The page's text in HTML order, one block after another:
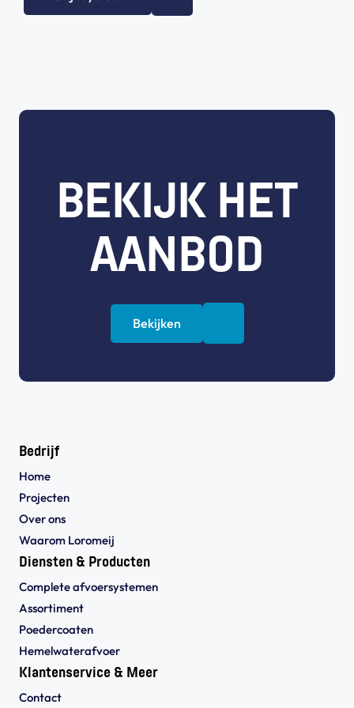
BEKIJK HET
AANBOD
Bekijken
Bedrijf
Home
Projecten
Over ons
Waarom Loromeij
Diensten & Producten
Complete afvoersystemen
Assortiment
Poedercoaten
Hemelwaterafvoer
Klantenservice & Meer
Contact